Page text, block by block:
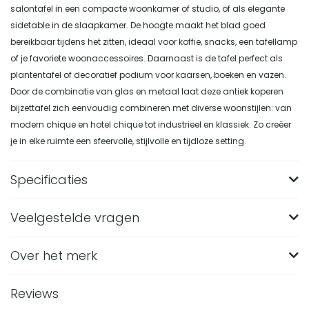
salontafel in een compacte woonkamer of studio, of als elegante
sidetable in de slaapkamer. De hoogte maakt het blad goed
bereikbaar tijdens het zitten, ideaal voor koffie, snacks, een tafellamp
of je favoriete woonaccessoires. Daarnaast is de tafel perfect als
plantentafel of decoratief podium voor kaarsen, boeken en vazen.
Door de combinatie van glas en metaal laat deze antiek koperen
bijzettafel zich eenvoudig combineren met diverse woonstijlen: van
modern chique en hotel chique tot industrieel en klassiek. Zo creëer
je in elke ruimte een sfeervolle, stijlvolle en tijdloze setting.
Specificaties
Merk
Hoogte (in CM)
Veelgestelde vragen
Wat zijn de afmetingen van de Nest of Nora
De Nest of Nora Bijzettafel laag Olav heeft een lengte van
Over het merk
Reviews